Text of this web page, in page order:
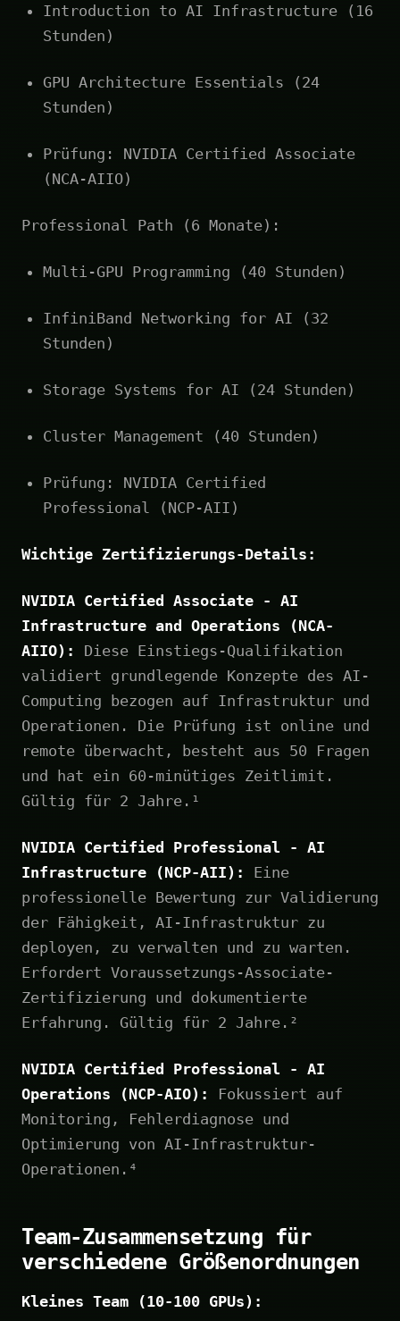
Introduction to AI Infrastructure (16
Stunden)
GPU Architecture Essentials (24
Stunden)
Prüfung: NVIDIA Certified Associate
(NCA-AIIO)
Professional Path (6 Monate):
Multi-GPU Programming (40 Stunden)
InfiniBand Networking for AI (32
Stunden)
Storage Systems for AI (24 Stunden)
Cluster Management (40 Stunden)
Prüfung: NVIDIA Certified
Professional (NCP-AII)
Wichtige Zertifizierungs-Details:
NVIDIA Certified Associate - AI
Infrastructure and Operations (NCA-
AIIO):
Diese Einstiegs-Qualifikation
validiert grundlegende Konzepte des AI-
Computing bezogen auf Infrastruktur und
Operationen. Die Prüfung ist online und
remote überwacht, besteht aus 50 Fragen
und hat ein 60-minütiges Zeitlimit.
Gültig für 2 Jahre.¹
NVIDIA Certified Professional - AI
Infrastructure (NCP-AII):
Eine
professionelle Bewertung zur Validierung
der Fähigkeit, AI-Infrastruktur zu
deployen, zu verwalten und zu warten.
Erfordert Voraussetzungs-Associate-
Zertifizierung und dokumentierte
Erfahrung. Gültig für 2 Jahre.²
NVIDIA Certified Professional - AI
Operations (NCP-AIO):
Fokussiert auf
Monitoring, Fehlerdiagnose und
Optimierung von AI-Infrastruktur-
Operationen.⁴
Team-Zusammensetzung für
verschiedene Größenordnungen
Kleines Team (10-100 GPUs):